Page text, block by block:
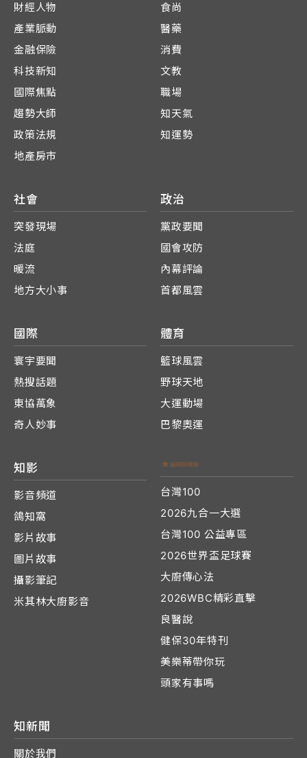
財經人物
產業脈動
金融保險
科技新知
國際焦點
趨勢大師
政策法規
地產房市
食尚
醫藥
消費
文教
職場
知天氣
知運勢
社會
突發現場
法庭
暖流
地方大小事
政治
黨政要聞
國會攻防
內幕評論
首都風雲
國際
寰宇要聞
熱搜話題
東協萬象
奇人妙事
體育
籃球風雲
野球天地
大運動場
巴黎奧運
知影
影音頻道
鴿知窩
影片故事
圖片故事
攝影筆記
米其林大廚影音
台灣100
2026九合一大選
台灣100 公益專區
2026世界盃足球賽
大廚傳心法
2026WBC精彩直擊
良醫說
健保30年特刊
美樂蒂帶你玩
頭家有事嗎
知新聞
關於我們